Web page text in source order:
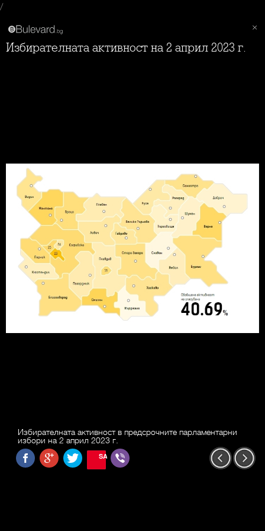
/
Избирателната активност на 2 април 2023 г.
Избирателната активност в предсрочните парламентарни
избори на 2 април 2023 г.
SAVE